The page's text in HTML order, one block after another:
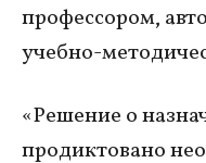
профессором,
учебно-
«Решение о
продиктовано